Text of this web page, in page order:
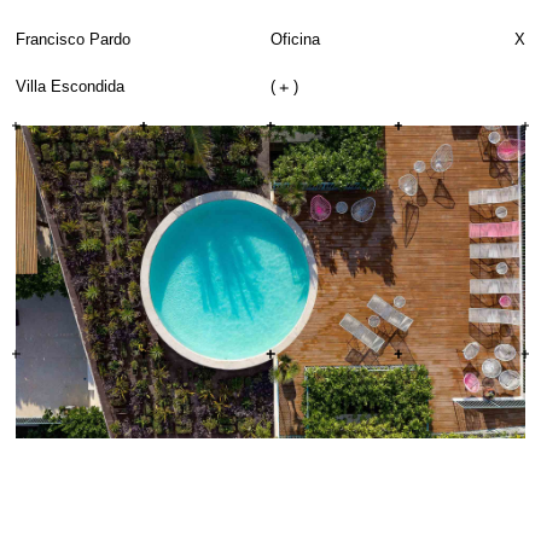
Francisco Pardo Oficina X
Villa Escondida ( )